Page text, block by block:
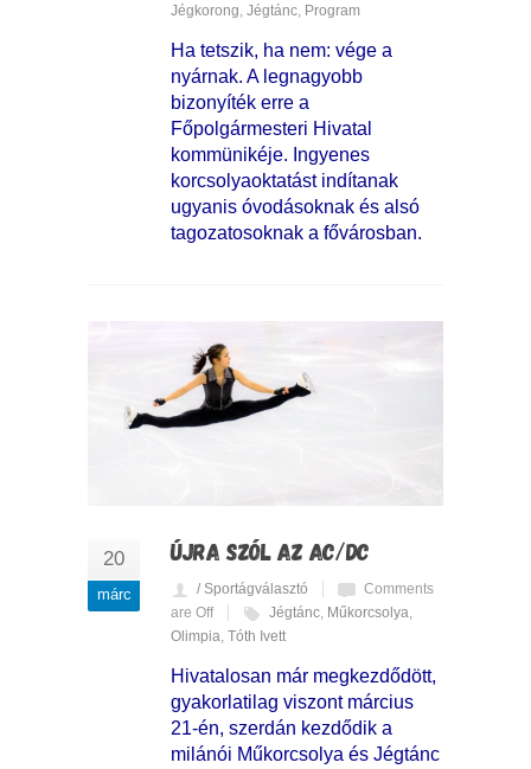
Jégkorong Jégtánc Program
Ha tetszik, ha nem: vége a
nyárnak. A legnagyobb
bizonyíték erre a
Főpolgármesteri Hivatal
kommünikéje. Ingyenes
korcsolyaoktatást indítanak
ugyanis óvodásoknak és alsó
tagozatosoknak a fővárosban.
20
márc
ÚJRA SZÓL AZ AC/DC
/ Sportágválasztó
Comments
are Off
Jégtánc, Műkorcsolya,
Olimpia, Tóth Ivett
Hivatalosan már megkezdődött,
gyakorlatilag viszont március
21-én, szerdán kezdődik a
milánói Műkorcsolya és Jégtánc